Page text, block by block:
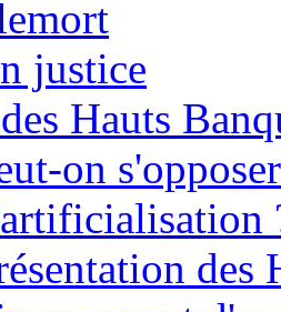
justice
Hauts
on
des